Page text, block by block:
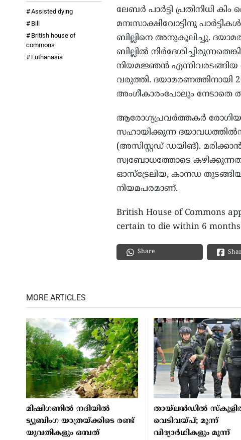
Assisted dying
Bill
British house of
commons
Euthanasia
ലേബർ പാർട്ടി പ്രതിനിധി
മനഃസാക്ഷിവോട്ടിനു
ബില്ലിനെ അനുകൂലിച്ചു.
ബില്ലിൽ
നിയമജ്ഞൻ എന്നിവരടങ്ങിയ
വരുത്തി.
അംഗീകാരംപോലും നേടാതെ
ആരോഗ്യപ്രവർത്തകർ
സഹായിക്കുന്ന
(അസിസ്റ്റഡ് ഡയിങ്).
സ്വബോധത്തോടെ
ഓസ്ട്രേലിയ, കാനഡ
നിയമപരമാണ്.
British House of Commons
certain to die within 6
Share
MORE ARTICLES
മിഷിഗണില്‍ നദിയില്‍
ട്യൂബിംഗ യാത്രയ്ക്കിടെ രണ്ട്
യുവതികളും ഒമ്പത്
തായ്ലന്‍ഡില്‍
വെടിവയ്പ്; മൂന്ന്
വിദ്യാര്‍ഥികളും മൂന്ന്